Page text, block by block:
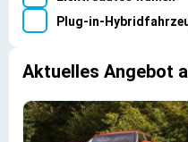
Plug-in-
Aktuelles Angebot